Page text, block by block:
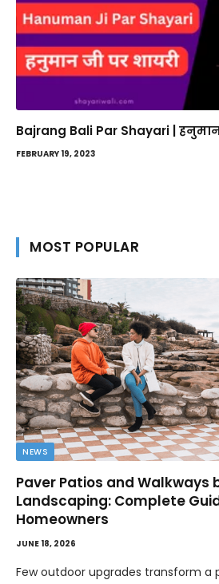
Bajrang Bali Par Shayari |
FEBRUARY 19, 2023
MOST POPULAR
NEWS
Paver Patios and Walkways
Landscaping: Complete
Homeowners
JUNE 18, 2026
Few outdoor upgrades transform a